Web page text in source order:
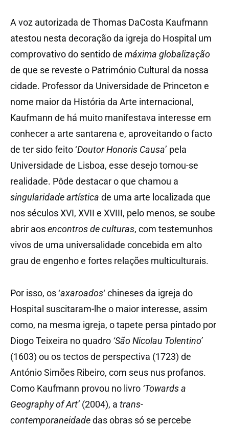
A voz autorizada de Thomas DaCosta Kaufmann
atestou nesta decoração da igreja do Hospital um
comprovativo do sentido de máxima globalização
de que se reveste o Património Cultural da nossa
cidade. Professor da Universidade de Princeton e
nome maior da História da Arte internacional,
Kaufmann de há muito manifestava interesse em
conhecer a arte santarena e, aproveitando o facto
de ter sido feito ‘Doutor Honoris Causa’ pela
Universidade de Lisboa, esse desejo tornou-se
realidade. Pôde destacar o que chamou a
singularidade artística de uma arte localizada que
nos séculos XVI, XVII e XVIII, pelo menos, se soube
abrir aosencontros de culturas, com testemunhos
vivos de uma universalidade concebida em alto
grau de engenho e fortes relações multiculturais.
Por isso, os ‘axaroados‘ chineses da igreja do
Hospital suscitaram-lhe o maior interesse, assim
como, na mesma igreja, o tapete persa pintado por
Diogo Teixeira no quadro ‘São Nicolau Tolentino’
(1603) ou os tectos de perspectiva (1723) de
António Simões Ribeiro, com seus nus profanos.
Como Kaufmann provou no livro ‘Towards a
Geography of Art’(2004), a trans-
contemporaneidadedas obras só se percebe